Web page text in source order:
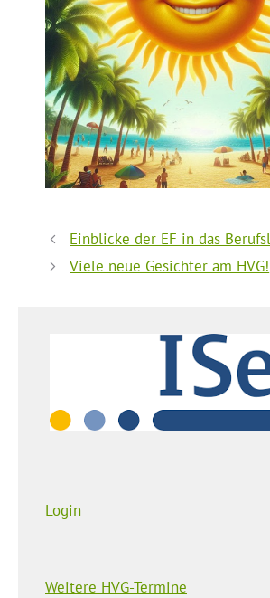
Einblicke der EF in das
Viele neue Gesichter am HVG!
Login
Weitere HVG-Termine